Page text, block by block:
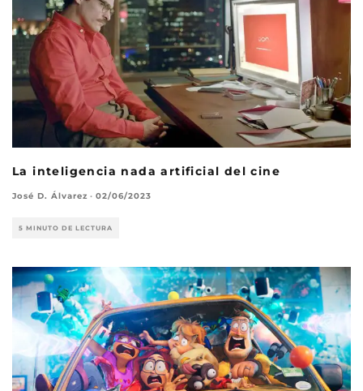
La inteligencia nada artificial del cine
José D. Álvarez · 02/06/2023
5 MINUTO DE LECTURA